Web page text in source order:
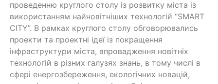
проведенню круглого столу із розвитку міста із
використанням найновітніших технологій “SMART
CITY”. В рамках круглого столу обговорювались
проекти та проектні ідеї із покращення
інфраструктури міста, впровадження новітніх
технологій в різних галузях знань, в тому числі в
сфері енергозбереження, екологічних новацій,